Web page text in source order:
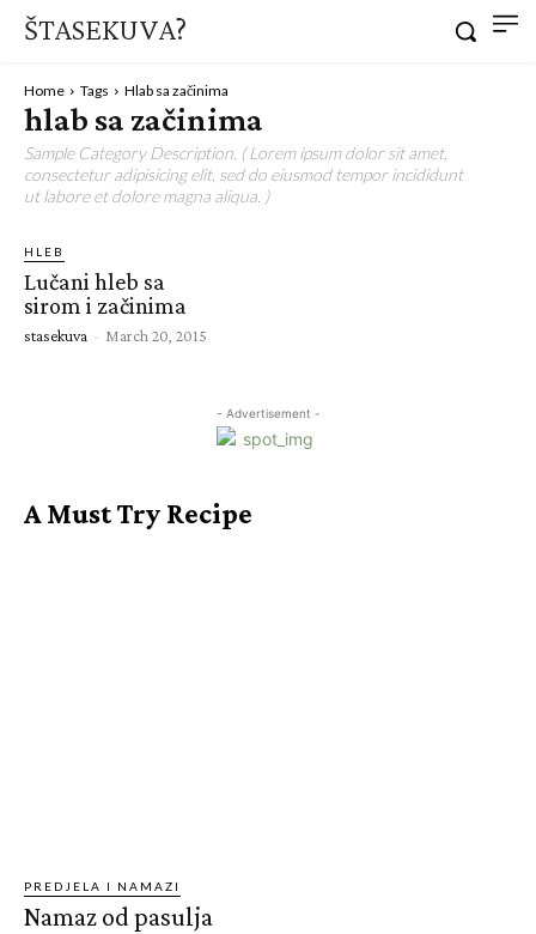
ŠTASEKUVA?
Home Tags Hlab sa začinima
hlab sa začinima
Sample Category Description. ( Lorem ipsum dolor sit amet,
consectetur adipisicing elit, sed do eiusmod tempor incididunt
ut labore et dolore magna aliqua. )
HLEB
Lučani hleb sa
sirom i začinima
stasekuva - March 20, 2015
- Advertisement -
A Must Try Recipe
PREDJELA I NAMAZI
Namaz od pasulja